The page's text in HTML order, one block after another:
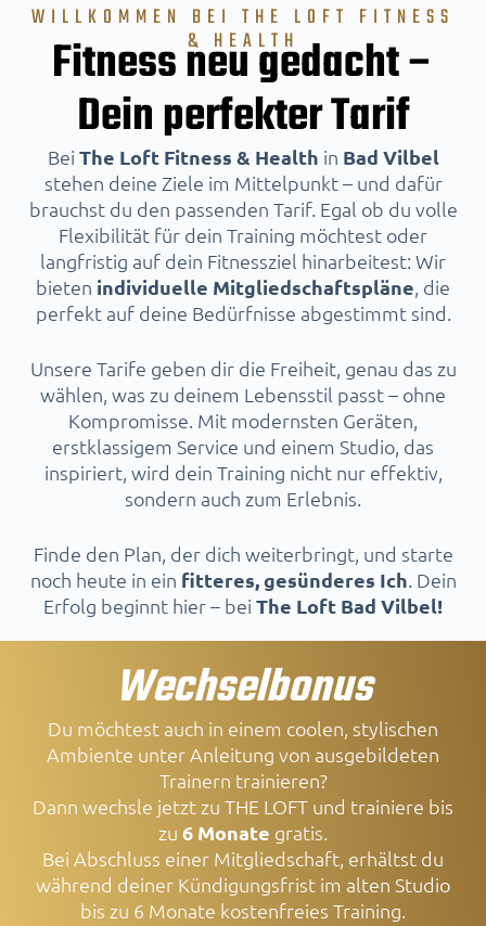
WILLKOMMEN BEI THE LOFT FITNESS
& HEALTH
Fitness neu gedacht –
Dein perfekter Tarif
Bei The Loft Fitness & Health in Bad Vilbel
stehen deine Ziele im Mittelpunkt – und dafür
brauchst du den passenden Tarif. Egal ob du volle
Flexibilität für dein Training möchtest oder
langfristig auf dein Fitnessziel hinarbeitest: Wir
bieten individuelle Mitgliedschaftspläne , die
perfekt auf deine Bedürfnisse abgestimmt sind.
Unsere Tarife geben dir die Freiheit, genau das zu
wählen, was zu deinem Lebensstil passt – ohne
Kompromisse. Mit modernsten Geräten,
erstklassigem Service und einem Studio, das
inspiriert, wird dein Training nicht nur effektiv,
sondern auch zum Erlebnis.
Finde den Plan, der dich weiterbringt, und starte
noch heute in ein fitteres, gesünderes Ich . Dein
Erfolg beginnt hier – bei The Loft Bad Vilbel!
Wechselbonus
Du möchtest auch in einem coolen, stylischen
Ambiente unter Anleitung von ausgebildeten
Trainern trainieren?
Dann wechsle jetzt zu THE LOFT und trainiere bis
zu 6 Monate gratis.
Bei Abschluss einer Mitgliedschaft, erhältst du
während deiner Kündigungsfrist im alten Studio
bis zu 6 Monate kostenfreies Training.